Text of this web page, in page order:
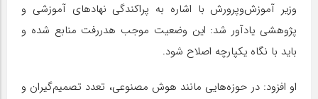
وزیر آموزش‌وپرورش با اشاره به پراکندگی نهادهای آموزشی و
پژوهشی یادآور شد: این وضعیت موجب هدررفت منابع شده و
باید با نگاه یکپارچه اصلاح شود.
او افزود: در حوزه‌هایی مانند هوش مصنوعی، تعدد تصمیم‌گیران و